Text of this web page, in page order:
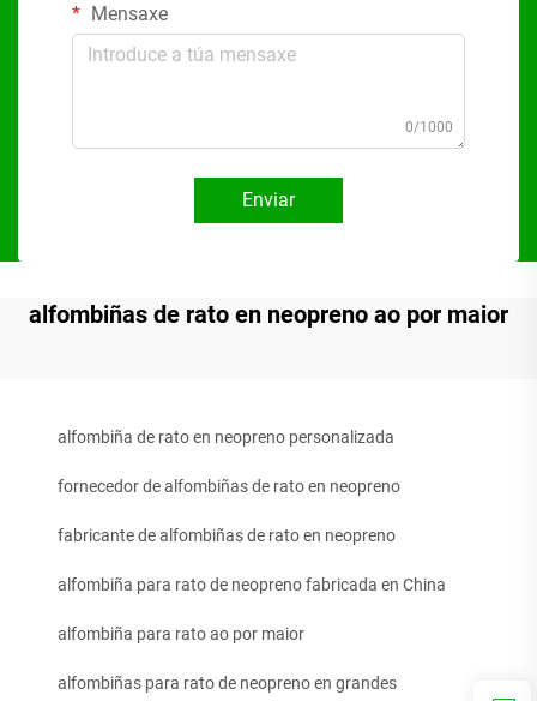
Mensaxe
0/1000
Enviar
alfombiñas de rato en neopreno ao por maior
alfombiña de rato en neopreno personalizada
fornecedor de alfombiñas de rato en neopreno
fabricante de alfombiñas de rato en neopreno
alfombiña para rato de neopreno fabricada en China
alfombiña para rato ao por maior
alfombiñas para rato de neopreno en grandes